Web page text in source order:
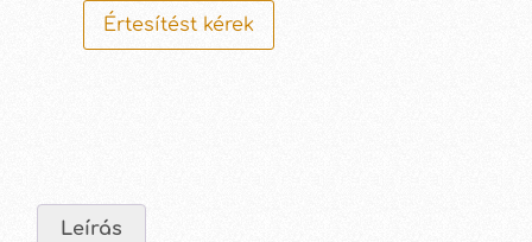
Értesítést kérek
Leírás